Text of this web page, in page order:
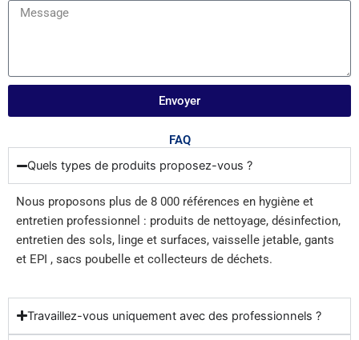
Envoyer
FAQ
Quels types de produits proposez-vous ?
Nous proposons plus de 8 000 références en hygiène et
entretien professionnel : produits de nettoyage, désinfection,
entretien des sols, linge et surfaces, vaisselle jetable, gants
et EPI , sacs poubelle et collecteurs de déchets.
Travaillez-vous uniquement avec des professionnels ?